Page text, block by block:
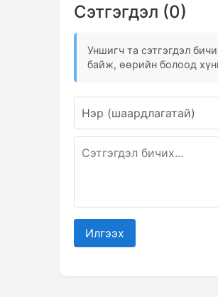
Сэтгэгдэл (0)
Уншигч та сэтгэгдэл
байж, өөрийн болоод
Илгээх